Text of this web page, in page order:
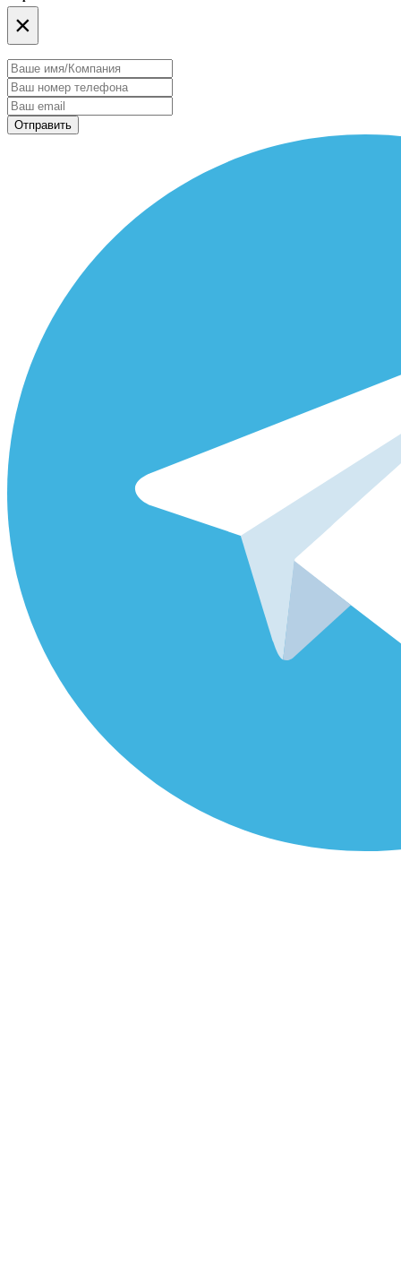
×
Отправить